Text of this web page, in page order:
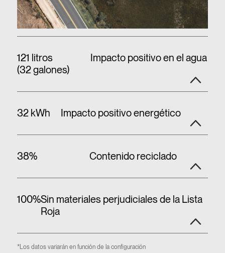
121 litros
(32 galones)
Impacto positivo en el agua
32 kWh Impacto positivo energético
38% Contenido reciclado
100%Sin materiales perjudiciales de la Lista
Roja
*Los datos variarán en función de la configuración